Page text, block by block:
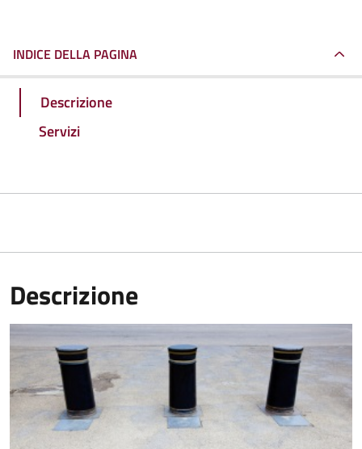
INDICE DELLA PAGINA
Descrizione
Servizi
Descrizione